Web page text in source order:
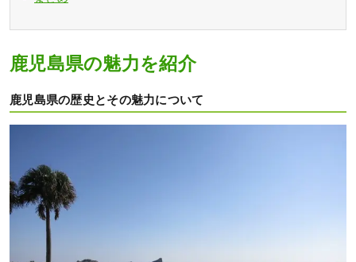
鹿児島県の魅力を紹介
鹿児島県の歴史とその魅力について